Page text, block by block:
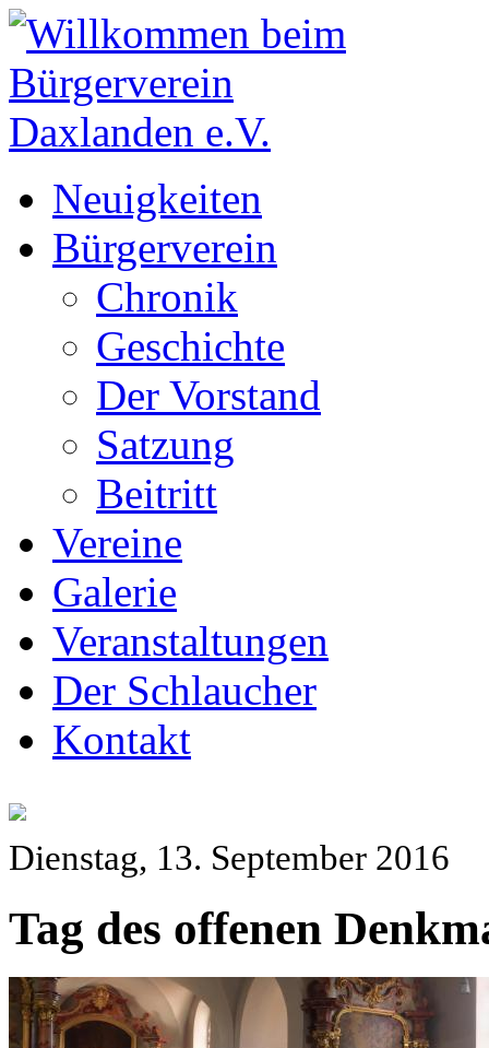
Neuigkeiten
Bürgerverein
Chronik
Geschichte
Der Vorstand
Satzung
Beitritt
Vereine
Galerie
Veranstaltungen
Der Schlaucher
Kontakt
Dienstag, 13. September 2016
Tag des offenen